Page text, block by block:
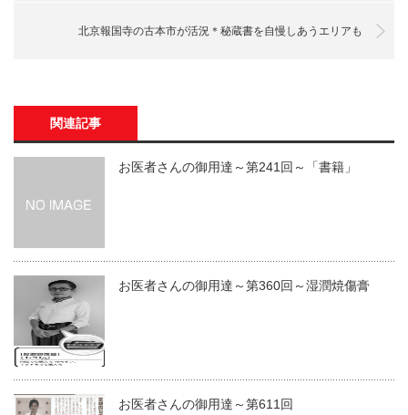
北京報国寺の古本市が活況＊秘蔵書を自慢しあうエリアも
関連記事
お医者さんの御用達～第241回～「書籍」
お医者さんの御用達～第360回～湿潤焼傷膏
お医者さんの御用達～第611回